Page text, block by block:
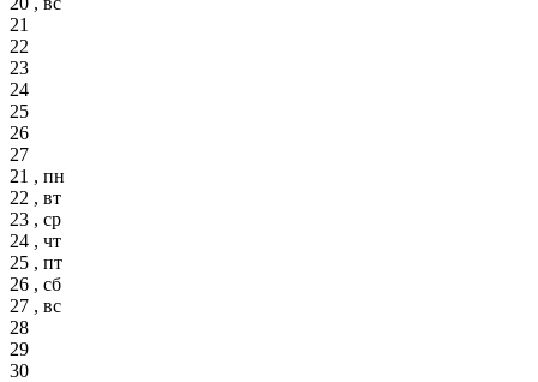
21
22
23
24
25
26
27
21 , пн
22 , вт
23 , ср
24 , чт
25 , пт
26 , сб
27 , вс
28
29
30